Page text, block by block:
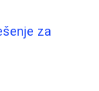
za